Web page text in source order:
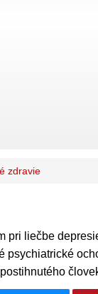
zdravie
pri liečbe
psychiatrické